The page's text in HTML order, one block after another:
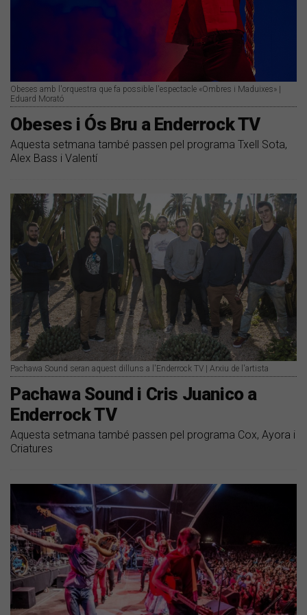
Obeses amb l'orquestra que fa possible l'espectacle «Ombres i Maduixes» |
Eduard Morató
Obeses i Ós Bru a Enderrock TV
Aquesta setmana també passen pel programa Txell Sota,
Alex Bass i Valentí
Pachawa Sound seran aquest dilluns a l'Enderrock TV | Arxiu de l'artista
Pachawa Sound i Cris Juanico a
Enderrock TV
Aquesta setmana també passen pel programa Cox, Ayora i
Criatures